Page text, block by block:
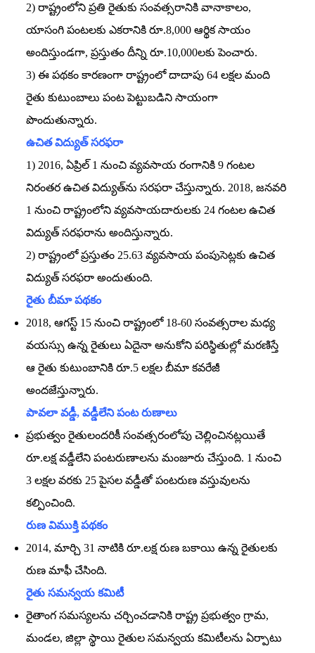
2) రాష్ట్రంలోని ప్రతి రైతుకు సంవత్సరానికి వానాకాలం,
యాసంగి పంటలకు ఎకరానికి రూ.8,000 ఆర్థిక సాయం
అందిస్తుండగా, ప్రస్తుతం దీన్ని రూ.10,000లకు పెంచారు.
3) ఈ పథకం కారణంగా రాష్ట్రంలో దాదాపు 64 లక్షల మంది
రైతు కుటుంబాలు పంట పెట్టుబడిని సాయంగా
పొందుతున్నారు.
ఉచిత విద్యుత్‌ సరఫరా
1) 2016, ఏప్రిల్‌ 1 నుంచి వ్యవసాయ రంగానికి 9 గంటల
నిరంతర ఉచిత విద్యుత్‌ను సరఫరా చేస్తున్నారు. 2018, జనవరి
1 నుంచి రాష్ట్రంలోని వ్యవసాయదారులకు 24 గంటల ఉచిత
విద్యుత్‌ సరఫరాను అందిస్తున్నారు.
2) రాష్ట్రంలో ప్రస్తుతం 25.63 వ్యవసాయ పంపుసెట్లకు ఉచిత
విద్యుత్‌ సరఫరా అందుతుంది.
రైతు బీమా పథకం
2018, ఆగస్ట్‌ 15 నుంచి రాష్ట్రంలో 18-60 సంవత్సరాల మధ్య
వయస్సు ఉన్న రైతులు ఏదైనా అనుకోని పరిస్థితుల్లో మరణిస్తే
ఆ రైతు కుటుంబానికి రూ.5 లక్షల బీమా కవరేజీ
అందజేస్తున్నారు.
పావలా వడ్డీ, వడ్డీలేని పంట రుణాలు
ప్రభుత్వం రైతులందరికీ సంవత్సరంలోపు చెల్లించినట్లయితే
రూ.లక్ష వడ్డీలేని పంటరుణాలను మంజూరు చేస్తుంది. 1 నుంచి
3 లక్షల వరకు 25 పైసల వడ్డీతో పంటరుణ వస్తువులను
కల్పించింది.
రుణ విముక్తి పథకం
2014, మార్చి 31 నాటికి రూ.లక్ష రుణ బకాయి ఉన్న రైతులకు
రుణ మాఫీ చేసింది.
రైతు సమన్వయ కమిటీ
రైతాంగ సమస్యలను చర్చించడానికి రాష్ట్ర ప్రభుత్వం గ్రామ,
మండల, జిల్లా స్థాయి రైతుల సమన్వయ కమిటీలను ఏర్పాటు